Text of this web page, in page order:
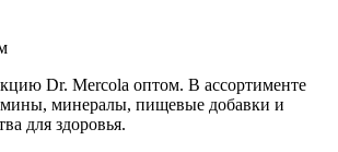
Dr. Mercola оптом. В ассортименте
минералы, пищевые добавки и
для здоровья.